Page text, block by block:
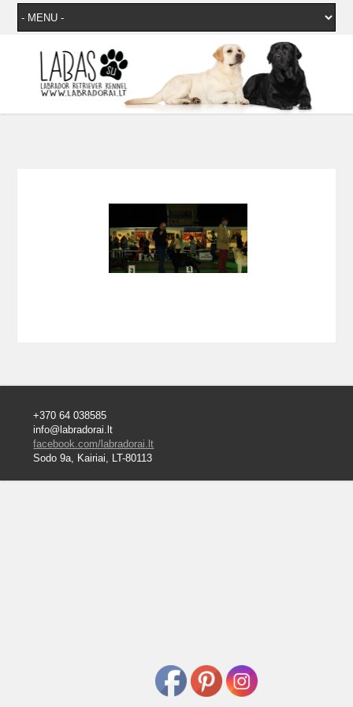
+370 64 038585
info@labradorai.lt
facebook.com/labradorai.lt
Sodo 9a, Kairiai, LT-80113